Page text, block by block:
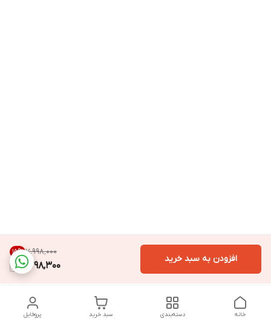
۷٬۹۹۸٬۰۰۰ 15%
6,798,300
افزودن به سبد خرید
پروفایل سبد خرید دسته‌بندی خانه